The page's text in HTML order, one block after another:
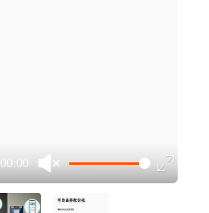
00:00